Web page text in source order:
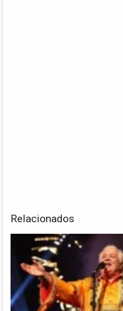
Relacionados